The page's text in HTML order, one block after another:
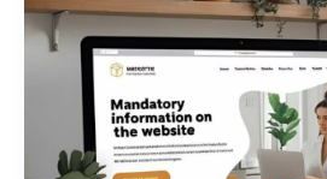
internet